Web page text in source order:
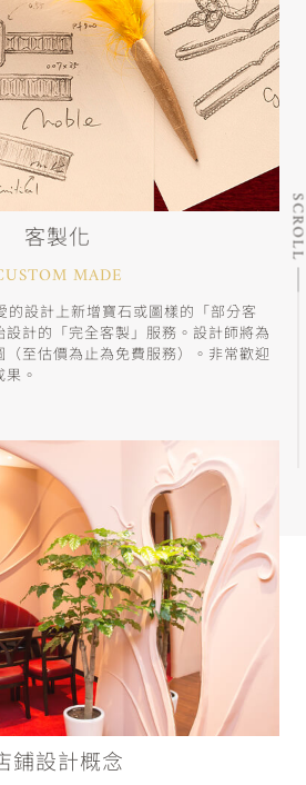
客製化
MADE
設計上新增寶石或圖樣的「部分客
計的「完全客製」服務。設計師將為
至估價為止為免費服務）。非常歡迎
。
鋪設計概念